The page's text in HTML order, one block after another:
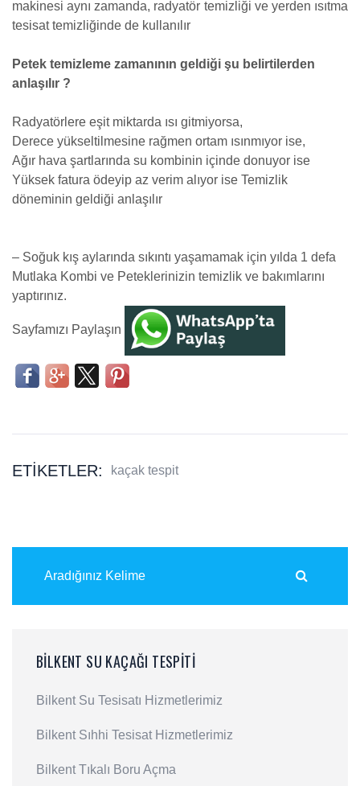
makinesi aynı zamanda, radyatör temizliği ve yerden ısıtma
tesisat temizliğinde de kullanılır
Petek temizleme zamanının geldiği şu belirtilerden
anlaşılır ?
Radyatörlere eşit miktarda ısı gitmiyorsa,
Derece yükseltilmesine rağmen ortam ısınmıyor ise,
Ağır hava şartlarında su kombinin içinde donuyor ise
Yüksek fatura ödeyip az verim alıyor ise Temizlik
döneminin geldiği anlaşılır
– Soğuk kış aylarında sıkıntı yaşamamak için yılda 1 defa
Mutlaka Kombi ve Peteklerinizin temizlik ve bakımlarını
yaptırınız.
Sayfamızı Paylaşın
ETIKETLER: kaçak tespit
BILKENT SU KAÇAĞI TESPITI
Bilkent Su Tesisatı Hizmetlerimiz
Bilkent Sıhhi Tesisat Hizmetlerimiz
Bilkent Tıkalı Boru Açma